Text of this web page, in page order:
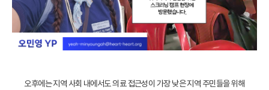
오후에는 지역 사회 내에서도 의료 접근성이 가장 낮은 지역 주민들을 위해